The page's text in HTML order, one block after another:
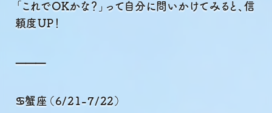
「これでOKかな？」って自分に問いかけてみると、信
頼度UP！
⸻
♋蟹座（6/21-7/22）